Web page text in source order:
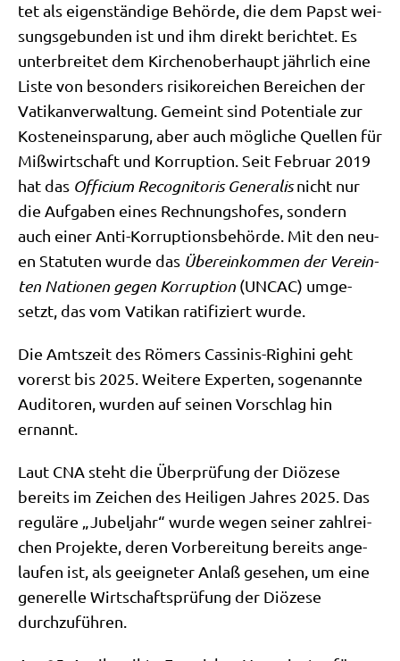
tet als eigen­stän­di­ge Behör­de, die dem Papst wei­
sungs­ge­bun­den ist und ihm direkt berich­tet. Es
unter­brei­tet dem Kir­chen­ober­haupt jähr­lich eine
Liste von beson­ders risi­ko­rei­chen Berei­chen der
Vati­kan­ver­wal­tung. Gemeint sind Poten­tia­le zur
Kosten­ein­spa­rung, aber auch mög­li­che Quel­len für
Miß­wirt­schaft und Kor­rup­ti­on. Seit Febru­ar 2019
hat das Offi­ci­um Reco­gni­to­ris Gene­ra­lisnicht nur
die Auf­ga­ben eines Rech­nungs­ho­fes, son­dern
auch einer Anti-Kor­rup­ti­ons­be­hör­de. Mit den neu­
en Sta­tu­ten wur­de das Über­ein­kom­men der Ver­ein­
ten Natio­nen gegen Kor­rup­ti­on (UNCAC) umge­
setzt, das vom Vati­kan rati­fi­ziert wurde.
Die Amts­zeit des Römers Cas­si­nis-Righi­ni geht
vor­erst bis 2025. Wei­te­re Exper­ten, soge­nann­te
Audi­to­ren, wur­den auf sei­nen Vor­schlag hin
ernannt.
Laut CNA steht die Über­prü­fung der Diö­ze­se
bereits im Zei­chen des Hei­li­gen Jah­res 2025. Das
regu­lä­re „Jubel­jahr“ wur­de wegen sei­ner zahl­rei­
chen Pro­jek­te, deren Vor­be­rei­tung bereits ange­
lau­fen ist, als geeig­ne­ter Anlaß gese­hen, um eine
gene­rel­le Wirt­schafts­prü­fung der Diö­ze­se
durchzuführen.